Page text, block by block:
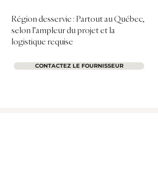
Région desservie : Partout au Québec,
selon l’ampleur du projet et la
logistique requise
CONTACTEZ LE FOURNISSEUR